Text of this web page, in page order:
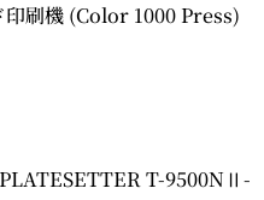
印刷機 (Color 1000 Press)
T-9500NⅡ-